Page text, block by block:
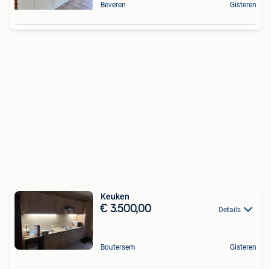
Beveren Gisteren
Keuken
€ 3.500,00 Details
Boutersem Gisteren